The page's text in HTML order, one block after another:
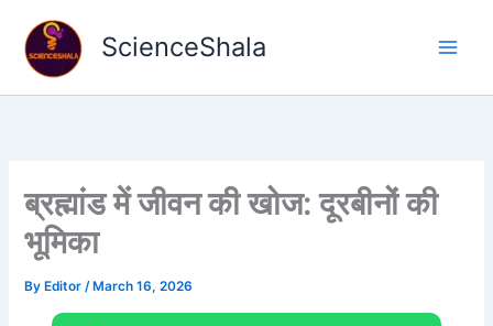
content
ScienceShala
ब्रह्मांड में जीवन की खोज: दूरबीनों की
भूमिका
By Editor/ March 16, 2026